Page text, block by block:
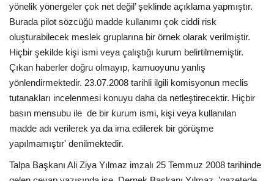
Galeri
yönelik yönergeler çok net değil’ şeklinde açıklama yapmıştır.
Burada pilot sözcüğü madde kullanımı çok ciddi risk
oluşturabilecek meslek gruplarına bir örnek olarak verilmiştir.
Hiçbir şekilde kişi ismi veya çalıştığı kurum belirtilmemiştir.
Çıkan haberler doğru olmayıp, kamuoyunu yanlış
yönlendirmektedir. 23.07.2008 tarihli ilgili komisyonun meclis
tutanakları incelenmesi konuyu daha da netleştirecektir. Hiçbir
basın mensubu ile de bir kurum ismi, kişi veya kullanılan
madde adı verilerek ya da ima edilerek bir görüşme
yapılmamıştır' denilmektedir.
Talpa Başkanı Ali Ziya Yılmaz imzalı 25 Temmuz 2008 tarihinde